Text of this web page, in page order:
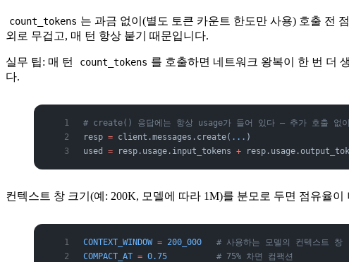
count_tokens 는 과금 없이(별도 토큰 카운트 한도만 사용) 호출 전
외로 무겁고, 매 턴 항상 붙기 때문입니다.
실무 팁: 매 턴 count_tokens 를 호출하면 네트워크 왕복이 한 번 더
다.
# create() 응답에는 항상 usage가 들어 있다 — 추가 호출 없
resp = client.messages.create( ... )
used = resp.usage.input_tokens +
컨텍스트 창 크기(예: 200K, 모델에 따라 1M)를 분모로 두면 점유율
CONTEXT_WINDOW = 200_000
   # 사용하는 모델의 컨텍스트 창
COMPACT_AT = 0.75
          # 75% 차면 컴팩션